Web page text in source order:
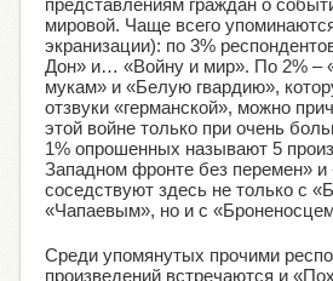
представлениям граждан о
мировой. Чаще всего
экранизации): по 3%
Дон» и… «Войну и мир». По 2% –
мукам» и «Белую гвардию»,
отзвуки «германской», можно
этой войне только при очень
1% опрошенных называют 5
Западном фронте без перемен»
соседствуют здесь не только с
«Чапаевым», но и с
Среди упомянутых прочими
произведений встречаются и